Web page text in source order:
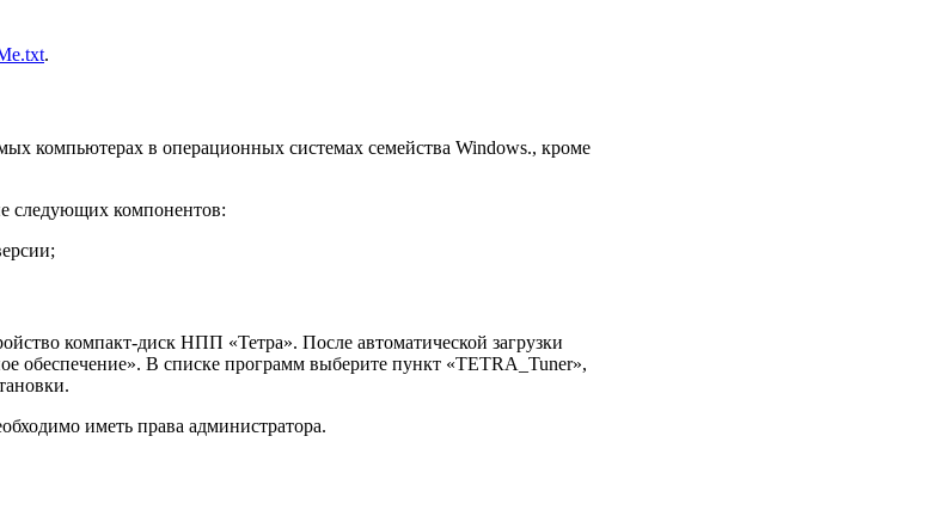
.
компьютерах в операционных системах семейства Windows., кроме
следующих компонентов:
компакт-диск НПП «Тетра». После автоматической загрузки
обеспечение». В списке программ выберите пункт «TETRA_Tuner»,
иметь права администратора.